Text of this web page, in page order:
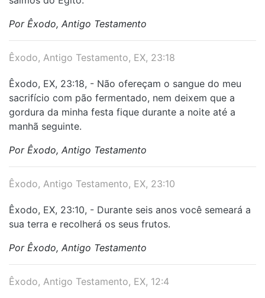
Por Êxodo, Antigo Testamento
Êxodo, Antigo Testamento, EX, 23:18
Êxodo, EX, 23:18, - Não ofereçam o sangue do meu
sacrifício com pão fermentado, nem deixem que a
gordura da minha festa fique durante a noite até a
manhã seguinte.
Por Êxodo, Antigo Testamento
Êxodo, Antigo Testamento, EX, 23:10
Êxodo, EX, 23:10, - Durante seis anos você semeará a
sua terra e recolherá os seus frutos.
Por Êxodo, Antigo Testamento
Êxodo, Antigo Testamento, EX, 12:4